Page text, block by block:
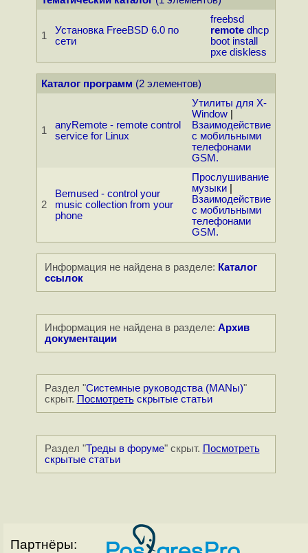
1
Установка FreeBSD 6.0 по
сети
freebsd
remote dhcp
boot install
pxe diskless
Каталог программ (2 элементов)
1
anyRemote - remote control
service for Linux
Утилиты для X-
Window|
Взаимодействие
с мобильными
телефонами
GSM.
2
Bemused - control your
music collection from your
phone
Прослушивание
музыки|
Взаимодействие
с мобильными
телефонами
GSM.
Информация не найдена в разделе: Каталог
ссылок
Информация не найдена в разделе: Архив
документации
Раздел "Системные руководства (MANы)"
скрыт. Посмотретьскрытые статьи
Раздел "Треды в форуме" скрыт. Посмотреть
скрытые статьи
Партнёры: